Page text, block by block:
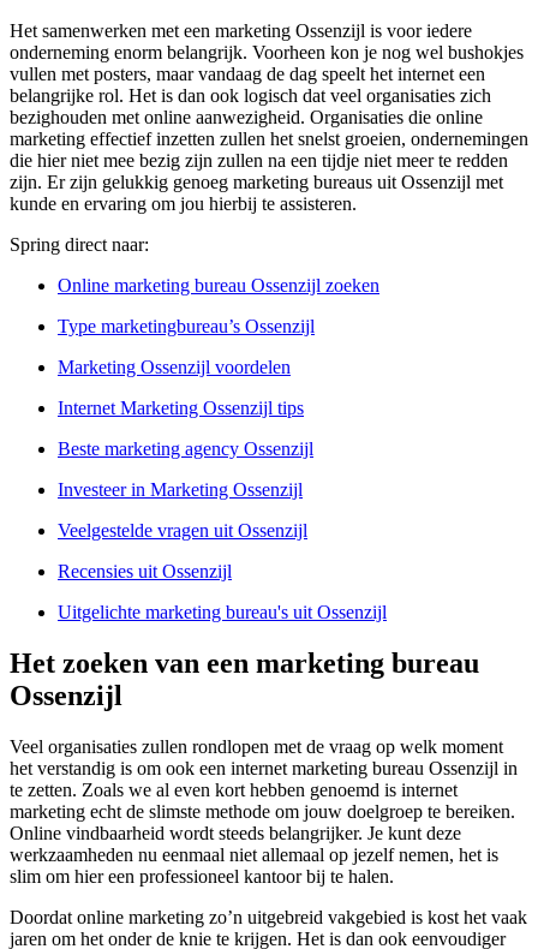
Het samenwerken met een marketing Ossenzijl is voor iedere
onderneming enorm belangrijk. Voorheen kon je nog wel bushokjes
vullen met posters, maar vandaag de dag speelt het internet een
belangrijke rol. Het is dan ook logisch dat veel organisaties zich
bezighouden met online aanwezigheid. Organisaties die online
marketing effectief inzetten zullen het snelst groeien, ondernemingen
die hier niet mee bezig zijn zullen na een tijdje niet meer te redden
zijn. Er zijn gelukkig genoeg marketing bureaus uit Ossenzijl met
kunde en ervaring om jou hierbij te assisteren.
Spring direct naar:
Online marketing bureau Ossenzijl zoeken
Type marketingbureau’s Ossenzijl
Marketing Ossenzijl voordelen
Internet Marketing Ossenzijl tips
Beste marketing agency Ossenzijl
Investeer in Marketing Ossenzijl
Veelgestelde vragen uit Ossenzijl
Recensies uit Ossenzijl
Uitgelichte marketing bureau's uit Ossenzijl
Het zoeken van een marketing bureau
Ossenzijl
Veel organisaties zullen rondlopen met de vraag op welk moment
het verstandig is om ook een internet marketing bureau Ossenzijl in
te zetten. Zoals we al even kort hebben genoemd is internet
marketing echt de slimste methode om jouw doelgroep te bereiken.
Online vindbaarheid wordt steeds belangrijker. Je kunt deze
werkzaamheden nu eenmaal niet allemaal op jezelf nemen, het is
slim om hier een professioneel kantoor bij te halen.
Doordat online marketing zo’n uitgebreid vakgebied is kost het vaak
jaren om het onder de knie te krijgen. Het is dan ook eenvoudiger